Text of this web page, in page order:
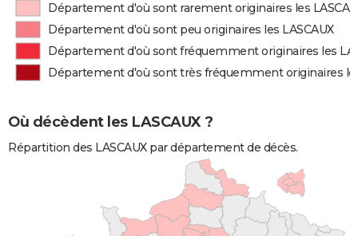
Département d'où sont rarement originaires les
Département d'où sont peu originaires les LASCAUX
Département d'où sont fréquemment originaires les
Département d'où sont très fréquemment originaires
Où décèdent les LASCAUX ?
Répartition des LASCAUX par département de décès.